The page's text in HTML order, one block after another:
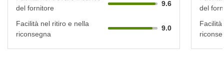
del fornitore
9.6
Facilità nel ritiro e nella
riconsegna
9.0
del